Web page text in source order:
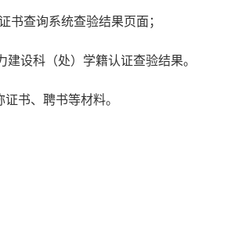
查询系统查验结果页面；
设科（处）学籍认证查验结果。
书、聘书等材料。